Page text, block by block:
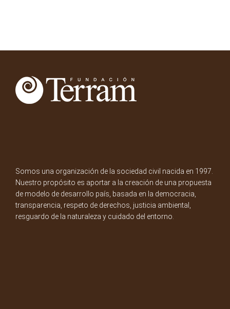
Somos una organización de la sociedad civil nacida en 1997.
Nuestro propósito es aportar a la creación de una propuesta
de modelo de desarrollo país, basada en la democracia,
transparencia, respeto de derechos, justicia ambiental,
resguardo de la naturaleza y cuidado del entorno.